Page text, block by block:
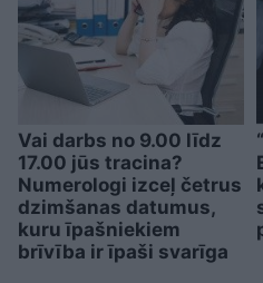
Vai darbs no 9.00 līdz
17.00 jūs tracina?
Numerologi izceļ četrus
dzimšanas datumus,
kuru īpašniekiem
brīvība ir īpaši svarīga